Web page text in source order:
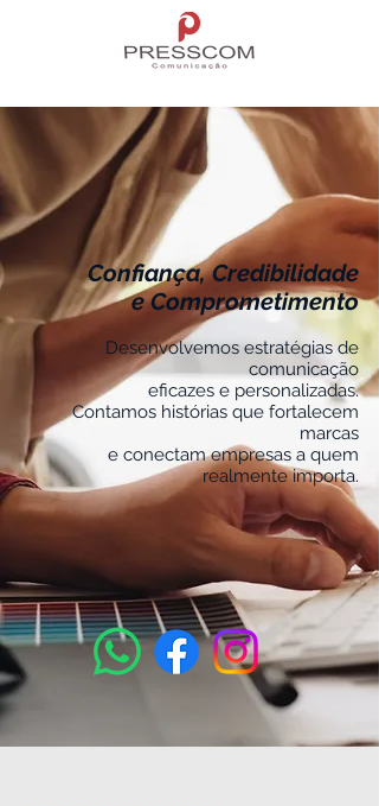
Confiança,Credibilidade
eComprometimento
Desenvolvemos estratégias de
comunicação
eficazes e personalizadas.
Contamos histórias que fortalecem
marcas
e conectam empresas a quem
realmente importa.